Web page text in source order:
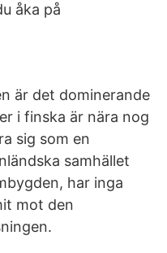
åka på
är det dominerande
i finska är nära nog
sig som en
samhället
har inga
mot den